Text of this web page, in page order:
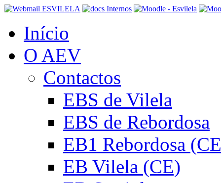
Início
O AEV
Contactos
EBS de Vilela
EBS de Rebordosa
EB1 Rebordosa
EB Vilela (CE)